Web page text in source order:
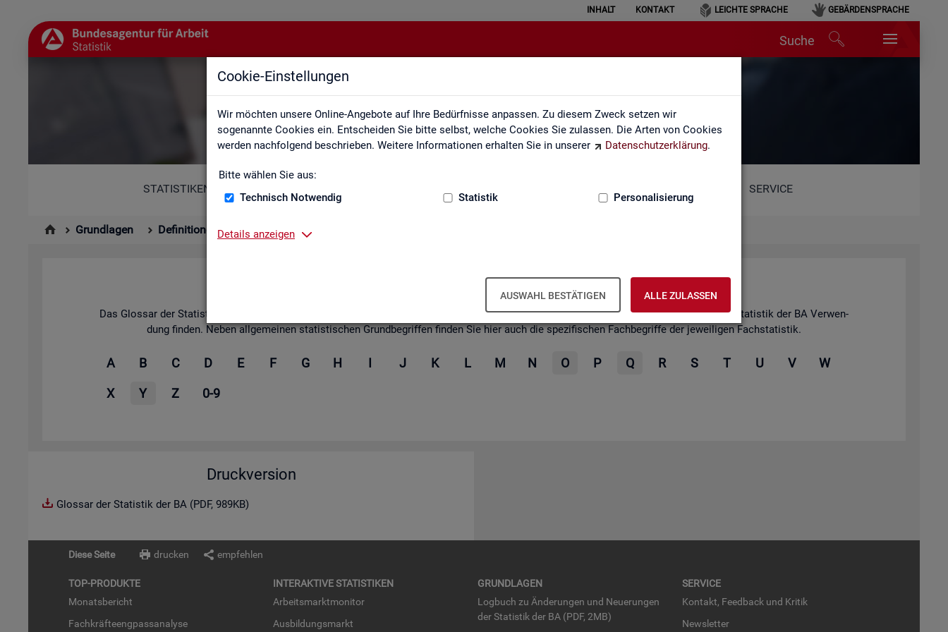
Cookie-Einstellungen
Wir möchten unsere Online-Angebote auf Ihre Bedürfnisse anpassen. Zu diesem Zweck setzen wir
sogenannte Cookies ein. Entscheiden Sie bitte selbst, welche Cookies Sie zulassen. Die Arten von Cookies
werden nachfolgend beschrieben. Weitere Informationen erhalten Sie in unserer
Datenschutzerklärung.
Bitte wählen Sie aus:
Technisch Notwendig
Statistik Personalisierung
Details anzeigen
AUSWAHL BESTÄTIGEN ALLE ZULASSEN
INHALT KONTAKT LEICHTE SPRACHE GEBÄRDENSPRACHE
Suche
Glossar
STATISTIKEN SERVICE
Grundlagen Definitionen Glossar
Glos­sar
Das Glos­sar der Sta­tis­tik der BA ent­hält Er­läu­te­run­gen zu allen sta­tis­tisch re­le­van­ten Be­grif­fen, die in den ver­schie­de­nen Pro­duk­ten der Sta­tis­tik der BA Ver­wen­
dung fin­den. Neben all­ge­mei­nen sta­tis­ti­schen Grund­be­grif­fen fin­den Sie hier auch die spe­zi­fi­schen Fach­be­grif­fe der je­wei­li­gen Fach­sta­tis­tik.
A B C D E F G H I J K L M N O P Q R S T U V W
X Y Z 0-9
Druckversion
Glossar der Statistik der BA (PDF, 989KB)
Diese Seite drucken empfehlen
TOP-PRO­DUK­TE
Mo­nats­be­richt
Fach­kräf­te­eng­pass­ana­ly­se
IN­TER­AK­TI­VE STA­TIS­TI­KEN
Ar­beits­markt­mo­ni­tor
Aus­bil­dungs­markt
GRUND­LA­GEN
Log­buch zu Än­de­run­gen und Neue­run­gen
der Sta­tis­tik der BA (PDF, 2MB)
SER­VICE
Kon­takt, Feed­back und Kri­tik
News­let­ter